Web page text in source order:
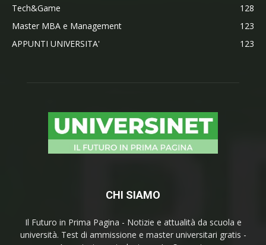
Tech&Game
128
Master MBA e Management
123
APPUNTI UNIVERSITA'
123
CHI SIAMO
Il Futuro in Prima Pagina - Notizie e attualità da scuola e
università. Test di ammissione e master universitari gratis -